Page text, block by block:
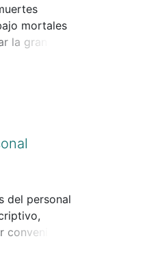
escolar.
mortales
la gran
a
en este
principales
Colombia,
impacto
del personal
de Whetten y